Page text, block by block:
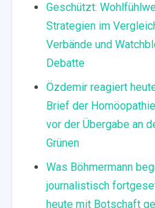
Geschützt:
Strategien im
Verbände und
Debatte
Özdemir reagiert
Brief der
vor der Übergabe an
Grünen
Was Böhmermann
journalistisch
heute mit Botschaft